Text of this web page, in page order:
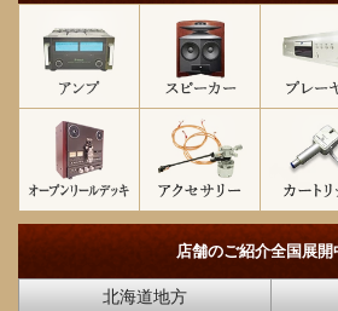
店舗のご紹介全国展開
北海道地方